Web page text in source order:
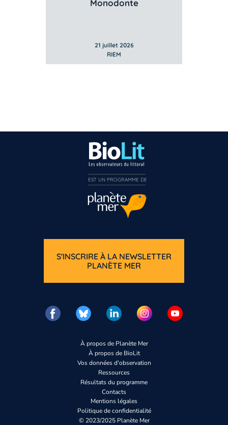
Monodonte
21 juillet 2026
RIEM
À propos de Planète Mer
À propos de BioLit
Vos données d'observation
Ressources
Résultats du programme
Contacts
Mentions légales
Politique de confidentialité
© 2023/2025 Planète Mer
S'INSCRIRE À LA NEWSLETTER
PLANÈTE MER